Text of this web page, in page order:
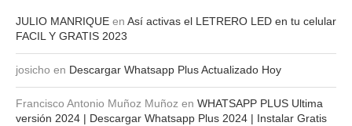
JULIO MANRIQUE en Así activas el LETRERO LED en tu celular
FACIL Y GRATIS 2023
josicho en Descargar Whatsapp Plus Actualizado Hoy
Francisco Antonio Muñoz Muñoz en WHATSAPP PLUS Ultima
versión 2024 | Descargar Whatsapp Plus 2024 | Instalar Gratis